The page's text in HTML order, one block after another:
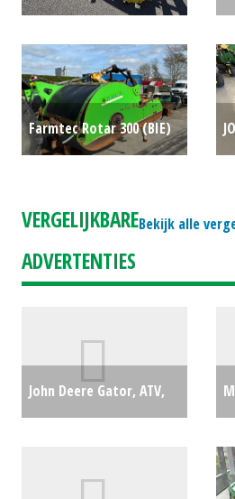
Farmtec Rotar 300 (BIE)
Bekijk alle
VERGELIJKBARE
ADVERTENTIES
John Deere Gator, ATV,